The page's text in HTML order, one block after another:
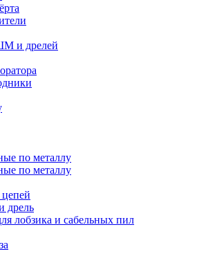
и дрелей
по металлу
по металлу
дрель
лобзика и сабельных пил